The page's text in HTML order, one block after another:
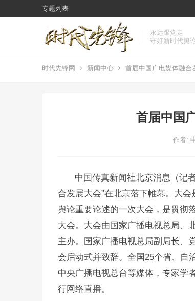
专题列表
永远跟党走
守好新时代舆
时代先锋网 新闻中心 首届中国广电媒体融合
首届中国
作者:
中国传真新闻社北京消息（记
合发展大会”在北京落下帷幕。大
舆论重要论述的一次大会，是贯彻
大会。大会由国家广播电视总局、
主办。国家广播电视总局副局长、
会启动式并致辞。全国25个省、自
中央广播电视总台等媒体，专家学
行网络直播。